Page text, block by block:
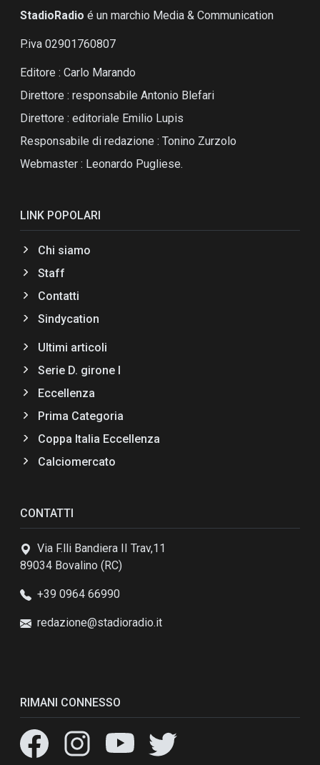
StadioRadio é un marchio Media & Communication
P.iva 02901760807
Editore : Carlo Marando
Direttore : responsabile Antonio Blefari
Direttore : editoriale Emilio Lupis
Responsabile di redazione : Tonino Zurzolo
Webmaster : Leonardo Pugliese.
LINK POPOLARI
Chi siamo
Staff
Contatti
Sindycation
Ultimi articoli
Serie D. girone I
Eccellenza
Prima Categoria
Coppa Italia Eccellenza
Calciomercato
CONTATTI
Via F.lli Bandiera II Trav,11
89034 Bovalino (RC)
+39 0964 66990
redazione@stadioradio.it
RIMANI CONNESSO